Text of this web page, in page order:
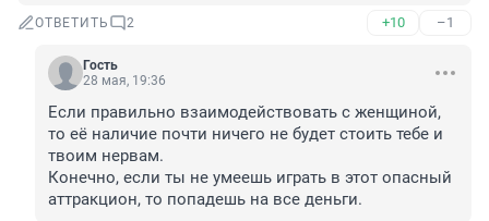
ОТВЕТИТЬ 2 +10 –1
Гость
28 мая, 19:36
Если правильно взаимодействовать с женщиной,
то её наличие почти ничего не будет стоить тебе и
твоим нервам.
Конечно, если ты не умеешь играть в этот опасный
аттракцион, то попадешь на все деньги.